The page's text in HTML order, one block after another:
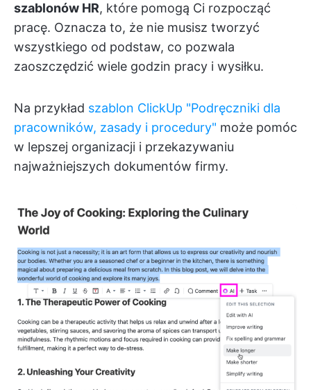
szablonów HR, które pomogą Ci rozpocząć
pracę. Oznacza to, że nie musisz tworzyć
wszystkiego od podstaw, co pozwala
zaoszczędzić wiele godzin pracy i wysiłku.
Na przykład szablon ClickUp "Podręczniki dla
pracowników, zasady i procedury" może pomóc
w lepszej organizacji i przekazywaniu
najważniejszych dokumentów firmy.